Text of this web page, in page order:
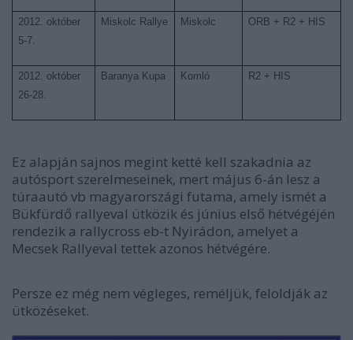
2012. október
5-7.
Miskolc Rallye Miskolc ORB + R2 + HIS
2012. október
26-28.
Baranya Kupa Komló R2 + HIS
Ez alapján sajnos megint ketté kell szakadnia az
autósport szerelmeseinek, mert május 6-án lesz a
túraautó vb magyarországi futama, amely ismét a
Bükfürdő rallyeval ütközik és június első hétvégéjén
rendezik a rallycross eb-t Nyirádon, amelyet a
Mecsek Rallyeval tettek azonos hétvégére.
Persze ez még nem végleges, reméljük, feloldják az
ütközéseket.